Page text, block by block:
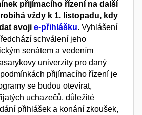
přijímacího řízení na další
vždy k 1. listopadu, kdy
svoji e-přihlášku. Vyhlášení
schválení jeho
senátem a vedením
univerzity pro daný
přijímacího řízení je
se budou otevírat,
uchazečů, důležité
přihlášek a konání zkoušek,